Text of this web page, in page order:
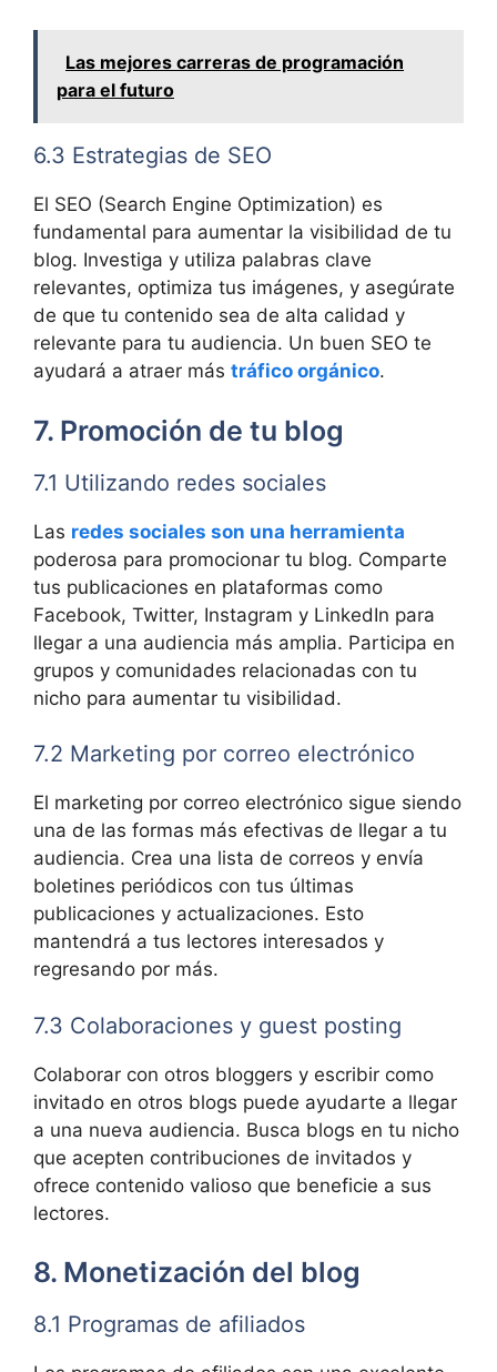
Las mejores carreras de programación
para el futuro
6.3 Estrategias de SEO
El SEO (Search Engine Optimization) es
fundamental para aumentar la visibilidad de tu
blog. Investiga y utiliza palabras clave
relevantes, optimiza tus imágenes, y asegúrate
de que tu contenido sea de alta calidad y
relevante para tu audiencia. Un buen SEO te
ayudará a atraer más tráfico orgánico.
7. Promoción de tu blog
7.1 Utilizando redes sociales
Las redes sociales son una herramienta
poderosa para promocionar tu blog. Comparte
tus publicaciones en plataformas como
Facebook, Twitter, Instagram y LinkedIn para
llegar a una audiencia más amplia. Participa en
grupos y comunidades relacionadas con tu
nicho para aumentar tu visibilidad.
7.2 Marketing por correo electrónico
El marketing por correo electrónico sigue siendo
una de las formas más efectivas de llegar a tu
audiencia. Crea una lista de correos y envía
boletines periódicos con tus últimas
publicaciones y actualizaciones. Esto
mantendrá a tus lectores interesados y
regresando por más.
7.3 Colaboraciones y guest posting
Colaborar con otros bloggers y escribir como
invitado en otros blogs puede ayudarte a llegar
a una nueva audiencia. Busca blogs en tu nicho
que acepten contribuciones de invitados y
ofrece contenido valioso que beneficie a sus
lectores.
8. Monetización del blog
8.1 Programas de afiliados